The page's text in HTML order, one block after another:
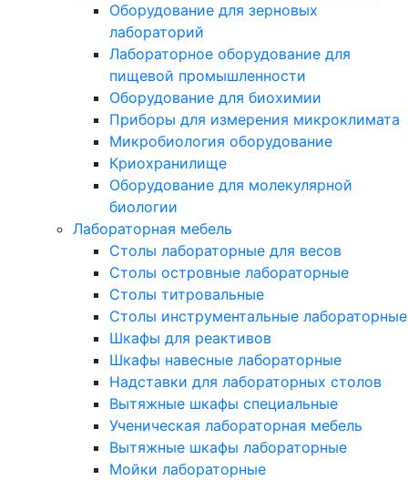
Оборудование для зерновых
лабораторий
Лабораторное оборудование для
пищевой промышленности
Оборудование для биохимии
Приборы для измерения микроклимата
Микробиология оборудование
Криохранилище
Оборудование для молекулярной
биологии
Лабораторная мебель
Столы лабораторные для весов
Столы островные лабораторные
Столы титровальные
Столы инструментальные лабораторные
Шкафы для реактивов
Шкафы навесные лабораторные
Надставки для лабораторных столов
Вытяжные шкафы специальные
Ученическая лабораторная мебель
Вытяжные шкафы лабораторные
Мойки лабораторные